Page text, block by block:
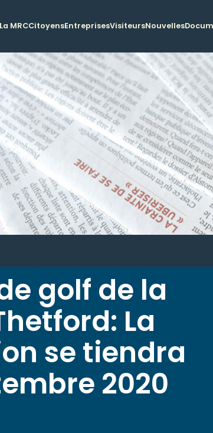
La MRCCitoyensEntreprisesVisiteursNouvelles
golf de la
La
se tiendra
2020